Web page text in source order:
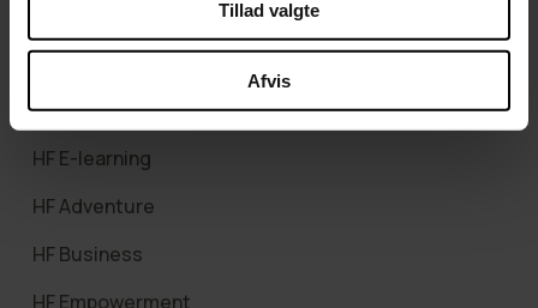
Tillad valgte
Afvis
HF på 2 år
HF E-learning
HF Adventure
HF Business
HF Empowerment